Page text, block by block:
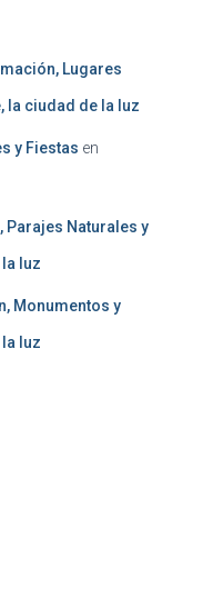
Lugares
la ciudad de la luz
y Fiestas en
Parajes Naturales y
luz
Monumentos y
luz